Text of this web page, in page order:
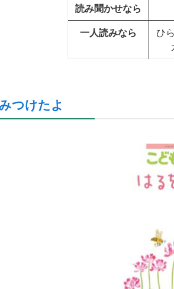
読み聞かせなら
一人読みなら
ひ
つけたよ